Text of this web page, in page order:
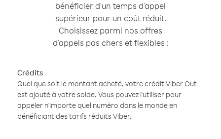
bénéficier d'un temps d'appel
supérieur pour un coût réduit.
Choisissez parmi nos offres
d'appels pas chers et flexibles :
Crédits
Quel que soit le montant acheté, votre crédit Viber Out
est ajouté à votre solde. Vous pouvez l'utiliser pour
appeler n'importe quel numéro dans le monde en
bénéficiant des tarifs réduits Viber.